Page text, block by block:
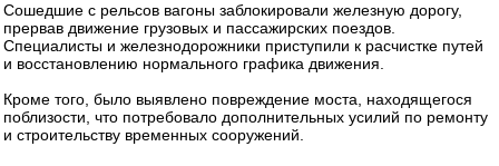
Сошедшие с рельсов вагоны заблокировали железную дорогу,
прервав движение грузовых и пассажирских поездов.
Специалисты и железнодорожники приступили к расчистке путей
и восстановлению нормального графика движения.
Кроме того, было выявлено повреждение моста, находящегося
поблизости, что потребовало дополнительных усилий по ремонту
и строительству временных сооружений.